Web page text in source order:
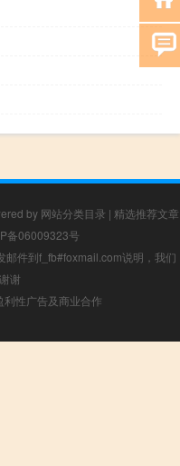
by 网站分类目录 | 精选推荐文章
备06009323号
邮件到f_fb#foxmail.com说明，我们
谢
性广告及商业合作